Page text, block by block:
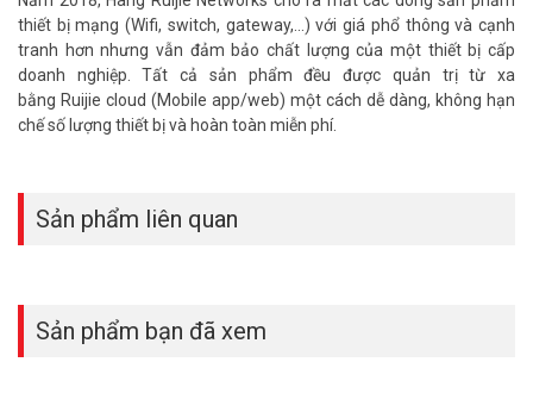
Linh hoạt với đa chế độ
Hỗ trợ các chế độ Router, Repeater, AP, WISP, đáp ứng nhiều nhu
cầu. Dễ dàng chuyển đổi chức năng cho văn phòng, nhà hàng hoặc
nhà ở. Tiết kiệm chi phí đầu tư thiết bị.
Công suất tiêu thụ thấp, thiết kế bền bỉ, hoạt động ổn định. Bảo
hành 3 năm đảm bảo an tâm sử dụng. Chất lượng đạt chuẩn xuất
Ứng dụng thực tế của Router Ruijie RG-
EW3000GX
thiết bị mạng (Wifi, switch, gateway,...) với giá phổ thông và cạnh
tranh hơn nhưng vẫn đảm bảo chất lượng của một thiết bị cấp
doanh nghiệp. Tất cả sản phẩm đều được quản trị từ xa
bằng Ruijie cloud (Mobile app/web) một cách dễ dàng, không hạn
chế số lượng thiết bị và hoàn toàn miễn phí.
Sản phẩm liên quan
Sản phẩm bạn đã xem